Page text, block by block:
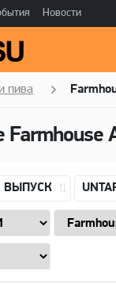
Новости
пива
Farmhouse Ale - Bière de
ВЫПУСК